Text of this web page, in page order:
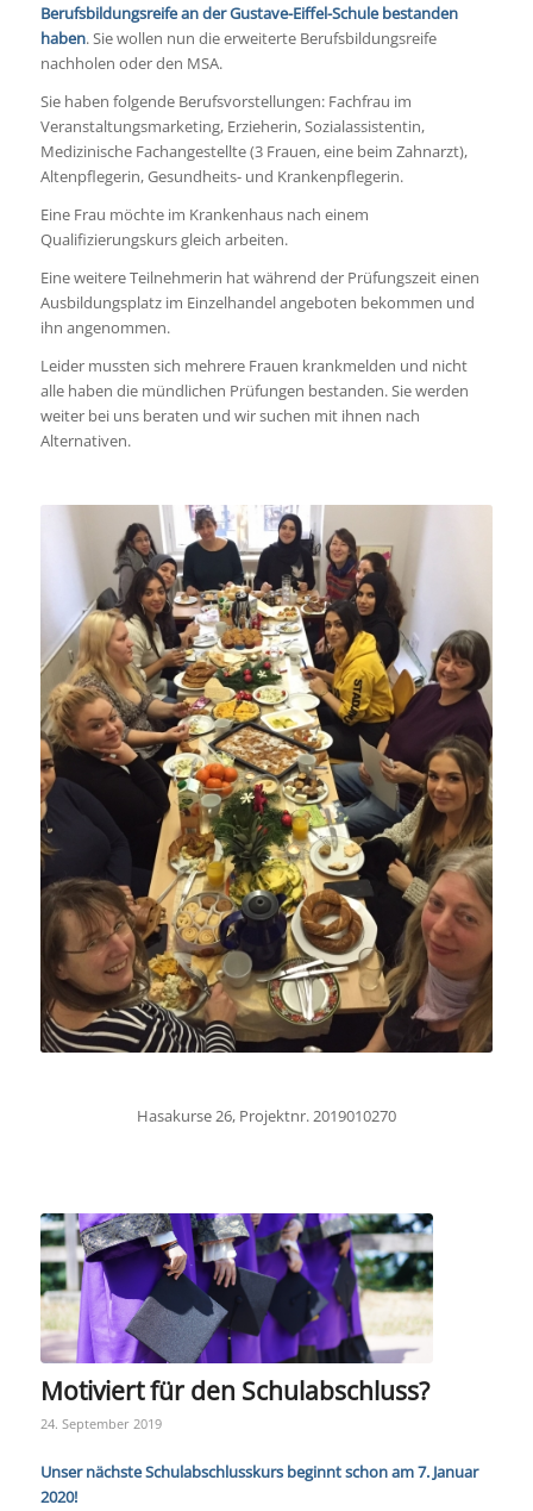
Berufsbildungsreife an der Gustave-Eiffel-Schule bestanden
haben. Sie wollen nun die erweiterte Berufsbildungsreife
nachholen oder den MSA.
Sie haben folgende Berufsvorstellungen: Fachfrau im
Veranstaltungsmarketing, Erzieherin, Sozialassistentin,
Medizinische Fachangestellte (3 Frauen, eine beim Zahnarzt),
Altenpflegerin, Gesundheits- und Krankenpflegerin.
Eine Frau möchte im Krankenhaus nach einem
Qualifizierungskurs gleich arbeiten.
Eine weitere Teilnehmerin hat während der Prüfungszeit einen
Ausbildungsplatz im Einzelhandel angeboten bekommen und
ihn angenommen.
Leider mussten sich mehrere Frauen krankmelden und nicht
alle haben die mündlichen Prüfungen bestanden. Sie werden
weiter bei uns beraten und wir suchen mit ihnen nach
Alternativen.
Hasakurse 26, Projektnr. 2019010270
Motiviert für den Schulabschluss?
24. September 2019
Unser nächste Schulabschlusskurs beginnt schon am 7. Januar
2020!